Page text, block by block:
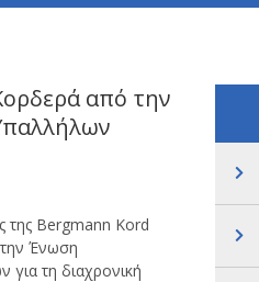
από την
της Bergmann Kord
Ένωση
τη διαχρονική